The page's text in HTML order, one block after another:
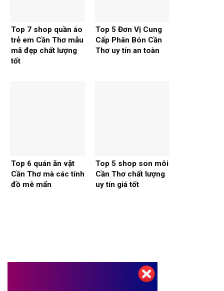
Top 7 shop quần áo
trẻ em Cần Thơ mẫu
mã đẹp chất lượng
tốt
Top 5 Đơn Vị Cung
Cấp Phân Bón Cần
Thơ uy tín an toàn
Top 6 quán ăn vặt
Cần Thơ mà các tính
đồ mê mẩn
Top 5 shop son môi
Cần Thơ chất lượng
uy tín giá tốt